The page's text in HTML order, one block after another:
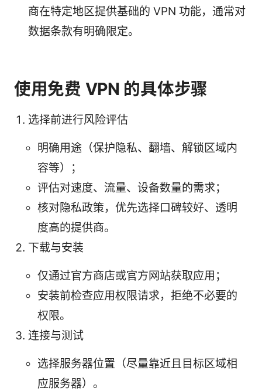
商在特定地区提供基础的 VPN 功能，通常对
数据条款有明确限定。
使用免费 VPN 的具体步骤
选择前进行风险评估
明确用途（保护隐私、翻墙、解锁区域内
容等）；
评估对速度、流量、设备数量的需求；
核对隐私政策，优先选择口碑较好、透明
度高的提供商。
下载与安装
仅通过官方商店或官方网站获取应用；
安装前检查应用权限请求，拒绝不必要的
权限。
连接与测试
选择服务器位置（尽量靠近且目标区域相
应服务器）。